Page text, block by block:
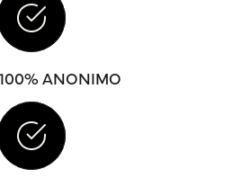
ANONIMO